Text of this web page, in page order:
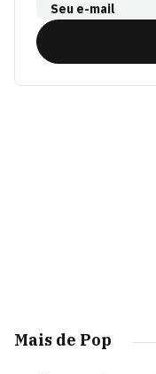
Seu e-mail
Mais de Pop